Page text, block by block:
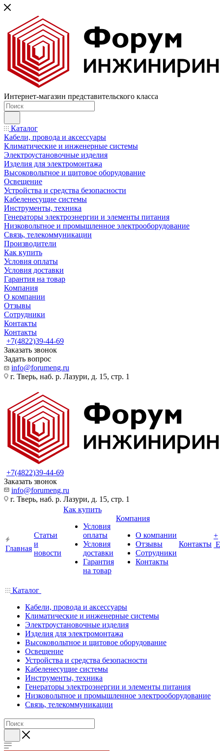
Интернет-магазин представительского класса
Каталог
Кабели, провода и аксессуары
Климатические и инженерные системы
Электроустановочные изделия
Изделия для электромонтажа
Высоковольтное и щитовое оборудование
Освещение
Устройства и средства безопасности
Кабеленесущие системы
Инструменты, техника
Генераторы электроэнергии и элементы питания
Низковольтное и промышленное электрооборудование
Связь, телекоммуникации
Производители
Как купить
Условия оплаты
Условия доставки
Гарантия на товар
Компания
О компании
Отзывы
Сотрудники
Контакты
Контакты
+7(4822)39-44-69
Заказать звонок
Задать вопрос
info@forumeng.ru
г. Тверь, наб. р. Лазури, д. 15, стр. 1
+7(4822)39-44-69
Заказать звонок
info@forumeng.ru
г. Тверь, наб. р. Лазури, д. 15, стр. 1
Главная
Статьи
и
новости
Как купить
Условия
оплаты
Условия
доставки
Гарантия
на товар
Компания
О компании
Отзывы
Сотрудники
Контакты
Контакты
+
Каталог
Кабели, провода и аксессуары
Климатические и инженерные системы
Электроустановочные изделия
Изделия для электромонтажа
Высоковольтное и щитовое оборудование
Освещение
Устройства и средства безопасности
Кабеленесущие системы
Инструменты, техника
Генераторы электроэнергии и элементы питания
Низковольтное и промышленное электрооборудование
Связь, телекоммуникации